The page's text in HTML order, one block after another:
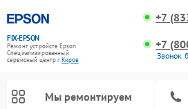
FIX-EPSON
Ремонт устройств Epson
Специализированный
cервисный центр г.Киров
+7
+7
Звонок
Мы ремонтируем